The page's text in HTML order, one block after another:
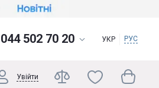
044 502 70 20 УКР РУС
Увійти